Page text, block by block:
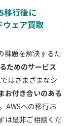
移行後に
ウェア買取
課題を解決するた
ためのサービス
はさまざまなシ
お付き合いのある
AWSへの移行お
は是非ご相談くだ